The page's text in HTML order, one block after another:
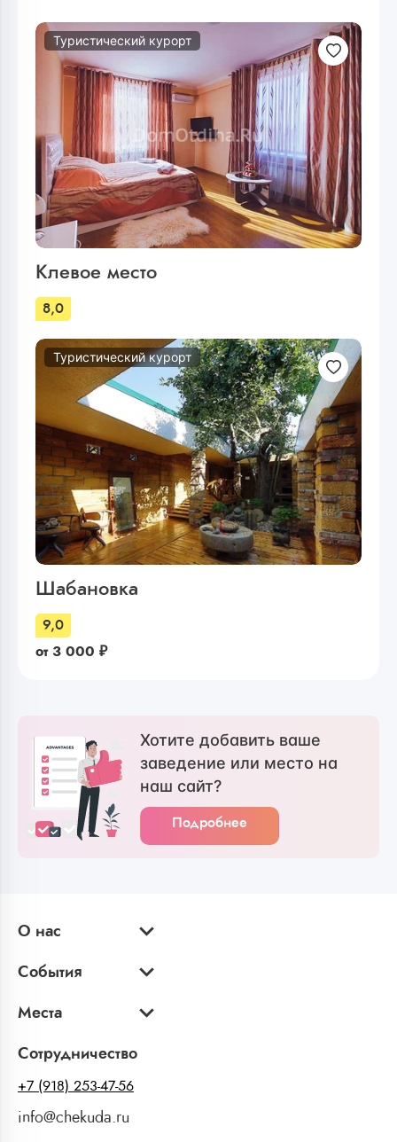
Туристический курорт
Клевое место
8,0
Туристический курорт
Шабановка
9,0
от 3 000 ₽
Хотите добавить ваше
заведение или место на
наш сайт?
Подробнее
О нас
События
Места
Сотрудничество
+7 (918) 253-47-56
info@chekuda.ru